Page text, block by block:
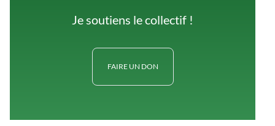
Je soutiens le collectif !
FAIRE UN DON